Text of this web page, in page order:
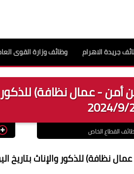
جريدة الاهرام وظائف وزارة القوى
- عمال نظافة) للذكور
القطاع الخاص
للذكور والإناث بتاريخ اليوم